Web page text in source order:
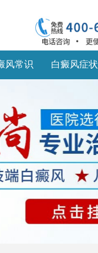
风常识 白癜风症状